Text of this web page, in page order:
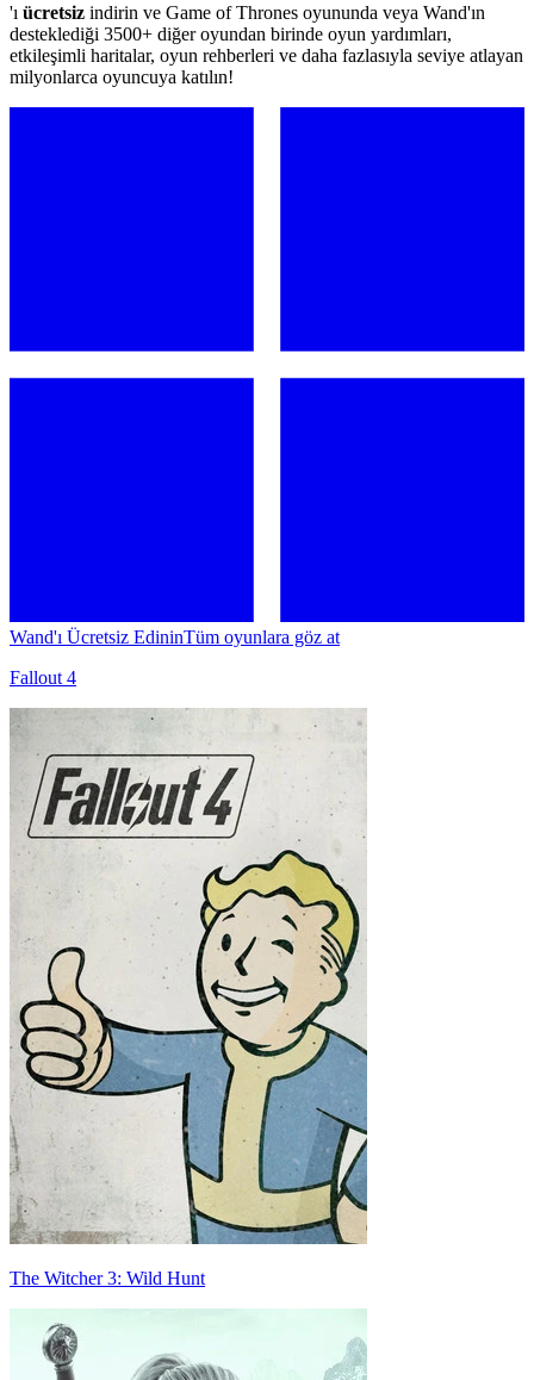
'ı ücretsiz indirin ve Game of Thrones oyununda veya Wand'ın
desteklediği 3500+ diğer oyundan birinde oyun yardımları,
etkileşimli haritalar, oyun rehberleri ve daha fazlasıyla seviye atlayan
milyonlarca oyuncuya katılın!
Wand'ı Ücretsiz EdininTüm oyunlara göz at
Fallout 4
The Witcher 3: Wild Hunt